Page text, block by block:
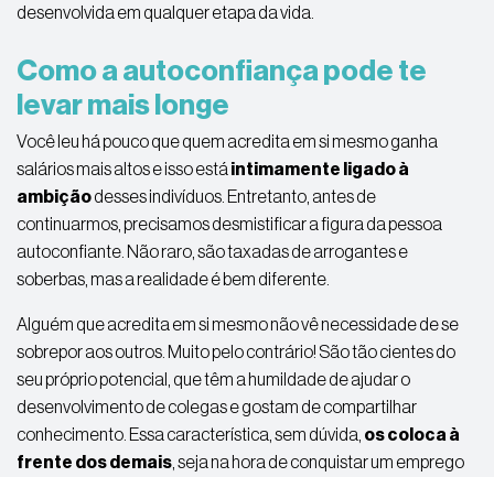
desenvolvida em qualquer etapa da vida.
Como a autoconfiança pode te
levar mais longe
Você leu há pouco que quem acredita em si mesmo ganha
salários mais altos e isso está intimamente ligado à
ambiçãodesses indivíduos. Entretanto, antes de
continuarmos, precisamos desmistificar a figura da pessoa
autoconfiante. Não raro, são taxadas de arrogantes e
soberbas, mas a realidade é bem diferente.
Alguém que acredita em si mesmo não vê necessidade de se
sobrepor aos outros. Muito pelo contrário! São tão cientes do
seu próprio potencial, que têm a humildade de ajudar o
desenvolvimento de colegas e gostam de compartilhar
conhecimento. Essa característica, sem dúvida, os coloca à
frente dos demais , seja na hora de conquistar um emprego